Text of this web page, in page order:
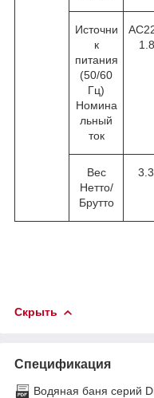
Источни
к
питания
(50/60
Гц)
Номина
льный
ток
Вес
Нетто/
Брутто
Скрыть
Спецификация
Водяная баня серий